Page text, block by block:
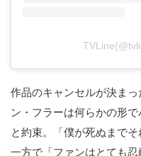
作品のキャンセルが決ま
ン・フラーは何らかの形
と約束。「僕が死ぬまで
一方で「ファンはとても